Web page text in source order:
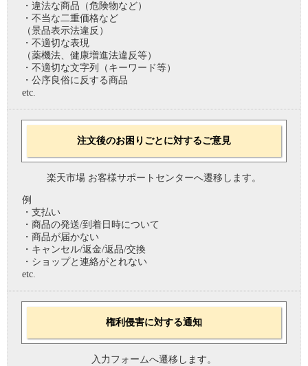
・違法な商品（危険物など）
・不当な二重価格など
（景品表示法違反）
・不適切な表現
（薬機法、健康増進法違反等）
・不適切な文字列（キーワード等）
・公序良俗に反する商品
etc.
注文後のお困りごとに対するご意見
楽天市場 お客様サポートセンターへ遷移します。
例
・支払い
・商品の発送/到着日時について
・商品が届かない
・キャンセル/返金/返品/交換
・ショップと連絡がとれない
etc.
権利侵害に対する通知
入力フォームへ遷移します。